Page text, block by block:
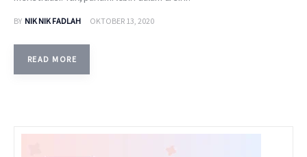
BY NIK NIK FADLAH OKTOBER 13, 2020
READ MORE